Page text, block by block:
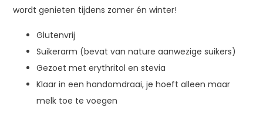
wordt genieten tijdens zomer én winter!
Glutenvrij
Suikerarm (bevat van nature aanwezige suikers)
Gezoet met erythritol en stevia
Klaar in een handomdraai, je hoeft alleen maar
melk toe te voegen